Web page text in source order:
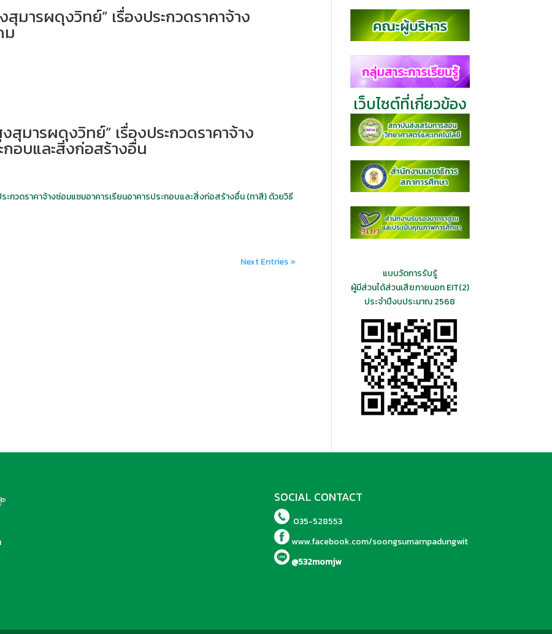
สุมารผดุงวิทย์” เรื่องประกวดราคาจ้าง
ม
สุมารผดุงวิทย์” เรื่องประกวดราคาจ้าง
กอบและสิ่งก่อสร้างอื่น
ะกวดราคาจ้างซ่อมแซมอาคารเรียนอาคารประกอบและสิ่งก่อสร้างอื่น (ทาสี) ด้วยวิธี
Next Entries »
เว็บไซต์ที่เกี่ยวข้อง
แบบวัดการรับรู้
ผู้มีส่วนได้ส่วนเสียภายนอก EIT(2)
ประจำปีงบประมาณ 2568
SOCIAL CONTACT
035-528553
www.facebook.com/soongsumarnpadungwit
@532momjw